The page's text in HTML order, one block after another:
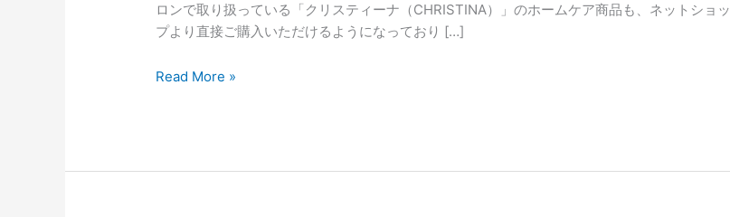
ロンで取り扱っている「クリスティーナ（CHRISTINA）」のホームケア商品も、ネットショッ
プより直接ご購入いただけるようになっており […]
ら
せ
Read More »